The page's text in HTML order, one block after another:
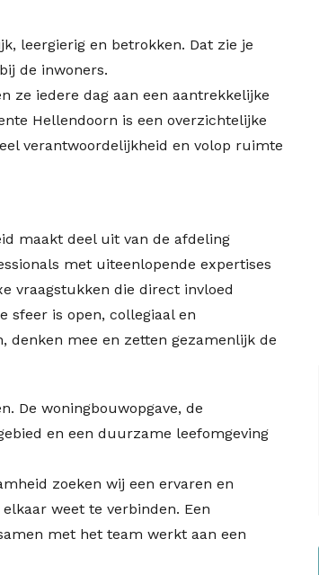
leergierig en betrokken. Dat zie je
de inwoners.
ze iedere dag aan een aantrekkelijke
Hellendoorn is een overzichtelijke
verantwoordelijkheid en volop ruimte
maakt deel uit van de afdeling
met uiteenlopende expertises
vraagstukken die direct invloed
sfeer is open, collegiaal en
denken mee en zetten gezamenlijk de
De woningbouwopgave, de
en een duurzame leefomgeving
zoeken wij een ervaren en
weet te verbinden. Een
met het team werkt aan een